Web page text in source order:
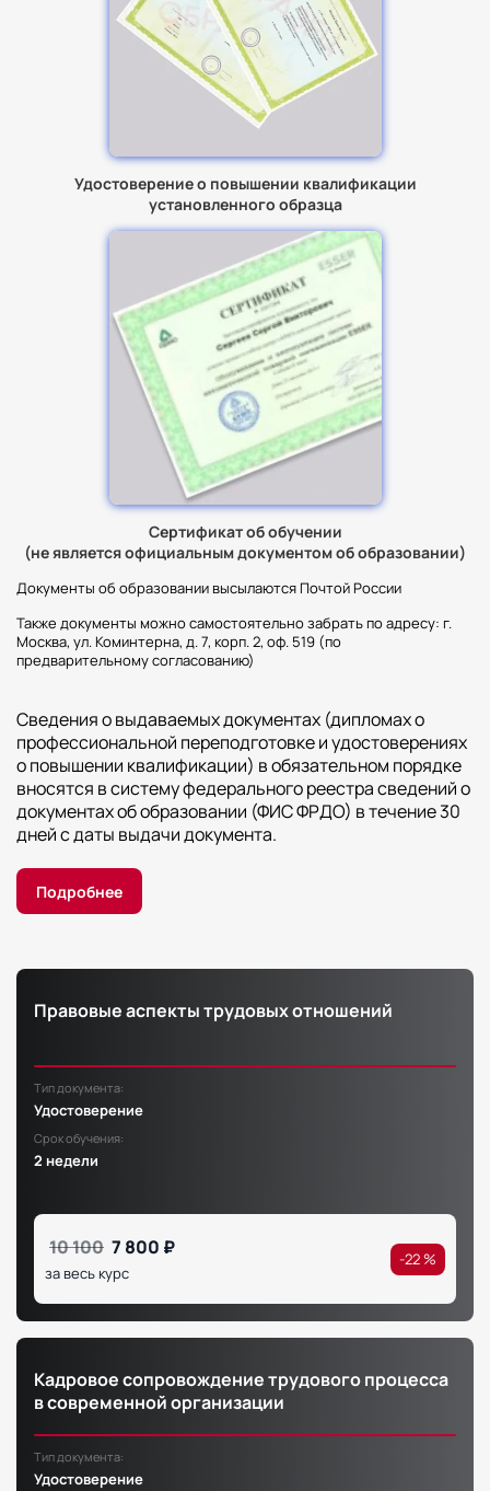
Удостоверение о повышении квалификации
установленного образца
Сертификат об обучении
(не является официальным документом об образовании)
Документы об образовании высылаются Почтой России
Также документы можно самостоятельно забрать по адресу: г.
Москва, ул. Коминтерна, д. 7, корп. 2, оф. 519 (по
предварительному согласованию)
Сведения о выдаваемых документах (дипломах о
профессиональной переподготовке и удостоверениях
о повышении квалификации) в обязательном порядке
вносятся в систему федерального реестра сведений о
документах об образовании (ФИС ФРДО) в течение 30
дней с даты выдачи документа.
Подробнее
Правовые аспекты трудовых отношений
Тип документа:
Удостоверение
Срок обучения:
2 недели
10 100 7 800 ₽
за весь курс
-22 %
Кадровое сопровождение трудового процесса
в современной организации
Тип документа:
Удостоверение